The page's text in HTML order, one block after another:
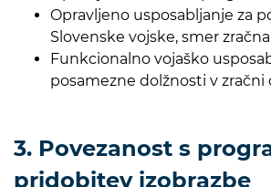
Opravljeno usposabljanje za
Slovenske vojske, smer
Funkcionalno vojaško
posamezne dolžnosti v zračni
3. Povezanost s
pridobitev izobrazbe